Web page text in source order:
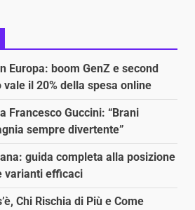
Europa: boom GenZ e second
il 20% della spesa online
Francesco Guccini: “Brani
sempre divertente”
guida completa alla posizione
varianti efficaci
Chi Rischia di Più e Come